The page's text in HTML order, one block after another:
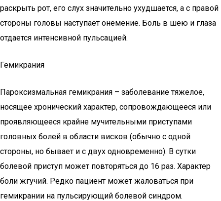
раскрыть рот, его слух значительно ухудшается, а с правой
стороны головы наступает онемение. Боль в шею и глаза
отдается интенсивной пульсацией.
Гемикрания
Пароксизмальная гемикрания – заболевание тяжелое,
носящее хронический характер, сопровождающееся или
проявляющееся крайне мучительными приступами
головных болей в области висков (обычно с одной
стороны, но бывает и с двух одновременно). В сутки
болевой приступ может повторяться до 16 раз. Характер
боли жгучий. Редко пациент может жаловаться при
гемикрании на пульсирующий болевой синдром.